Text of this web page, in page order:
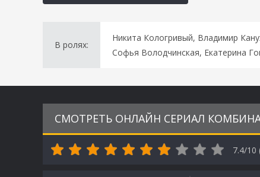
В ролях:
Никита Кологривый, Владимир
Софья Володчинская, Екатерина
СМОТРЕТЬ ОНЛАЙН СЕРИАЛ
7.4/10